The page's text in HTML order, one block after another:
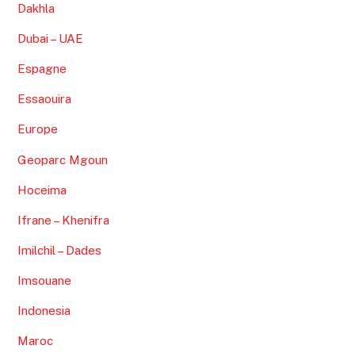
Dakhla
Dubai – UAE
Espagne
Essaouira
Europe
Geoparc Mgoun
Hoceima
Ifrane – Khenifra
Imilchil – Dades
Imsouane
Indonesia
Maroc